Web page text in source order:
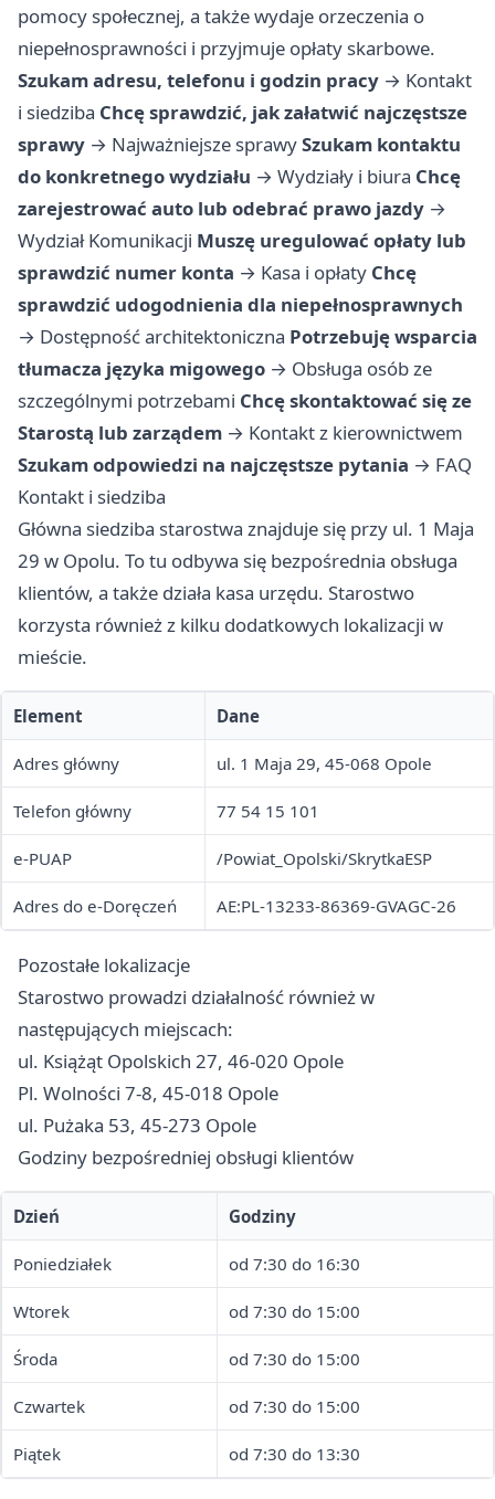
pomocy społecznej, a także wydaje orzeczenia o
niepełnosprawności i przyjmuje opłaty skarbowe.
Szukam adresu, telefonu i godzin pracy → Kontakt
i siedziba Chcę sprawdzić, jak załatwić najczęstsze
sprawy → Najważniejsze sprawySzukam kontaktu
do konkretnego wydziału → Wydziały i biura Chcę
zarejestrować auto lub odebrać prawo jazdy →
Wydział Komunikacji Muszę uregulować opłaty lub
sprawdzić numer konta → Kasa i opłaty Chcę
sprawdzić udogodnienia dla niepełnosprawnych
→ Dostępność architektoniczna Potrzebuję wsparcia
tłumacza języka migowego → Obsługa osób ze
szczególnymi potrzebami Chcę skontaktować się ze
Starostą lub zarządem → Kontakt z kierownictwem
Szukam odpowiedzi na najczęstsze pytania → FAQ
Kontakt i siedziba
Główna siedziba starostwa znajduje się przy ul. 1 Maja
29 w Opolu. To tu odbywa się bezpośrednia obsługa
klientów, a także działa kasa urzędu. Starostwo
korzysta również z kilku dodatkowych lokalizacji w
mieście.
Element Dane
Adres główny ul. 1 Maja 29, 45-068 Opole
Telefon główny 77 54 15 101
e-PUAP /Powiat_Opolski/SkrytkaESP
Adres do e-Doręczeń AE:PL-13233-86369-GVAGC-26
Pozostałe lokalizacje
Starostwo prowadzi działalność również w
następujących miejscach:
ul. Książąt Opolskich 27, 46-020 Opole
Pl. Wolności 7-8, 45-018 Opole
ul. Pużaka 53, 45-273 Opole
Godziny bezpośredniej obsługi klientów
Dzień Godziny
Poniedziałek od 7:30 do 16:30
Wtorek od 7:30 do 15:00
Środa od 7:30 do 15:00
Czwartek od 7:30 do 15:00
Piątek od 7:30 do 13:30